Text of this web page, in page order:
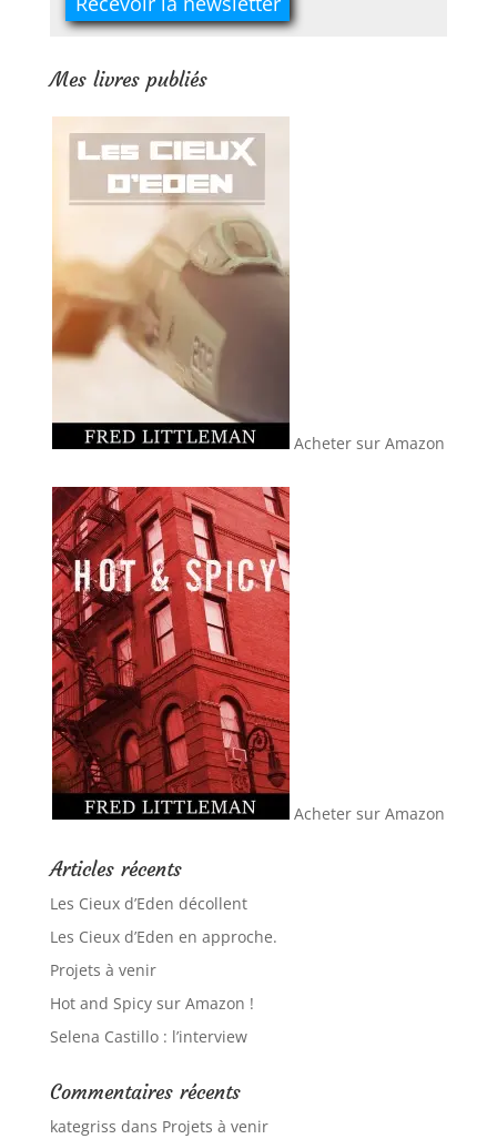
Mes livres publiés
Acheter sur Amazon
Acheter sur Amazon
Articles récents
Les Cieux d’Eden décollent
Les Cieux d’Eden en approche.
Projets à venir
Hot and Spicy sur Amazon !
Selena Castillo : l’interview
Commentaires récents
kategriss dans Projets à venir